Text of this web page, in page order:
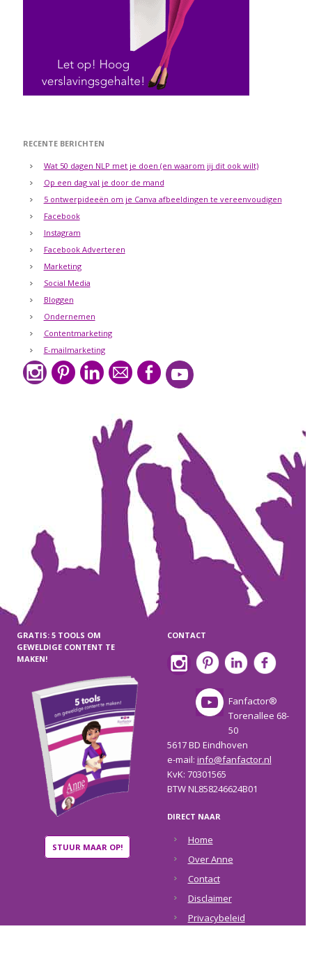
RECENTE BERICHTEN
Wat 50 dagen NLP met je doen (en waarom jij dit ook wilt)
Op een dag val je door de mand
5 ontwerpideeën om je Canva afbeeldingen te vereenvoudigen
Facebook
Instagram
Facebook Adverteren
Marketing
Social Media
Bloggen
Ondernemen
Contentmarketing
E-mailmarketing
GRATIS: 5 TOOLS OM
GEWELDIGE CONTENT TE
MAKEN!
STUUR MAAR OP!
CONTACT
Fanfactor®
Torenallee 68-
50
5617 BD Eindhoven
e-mail: info@fanfactor.nl
KvK: 70301565
BTW NL858246624B01
DIRECT NAAR
Home
Over Anne
Contact
Disclaimer
Privacybeleid